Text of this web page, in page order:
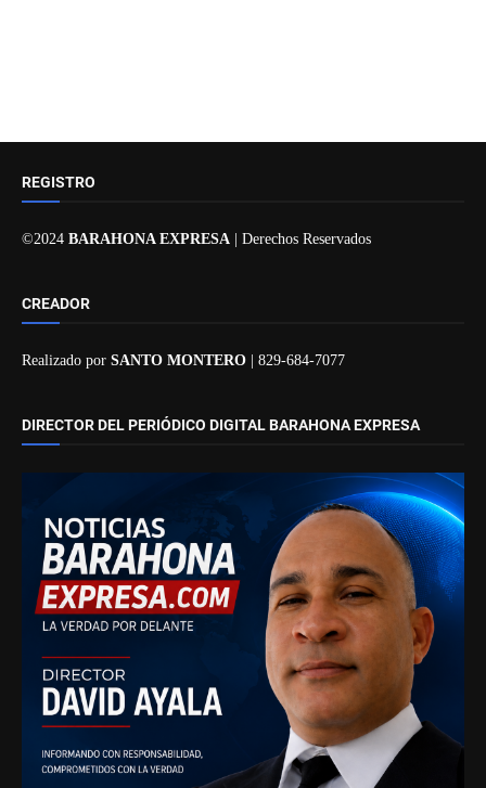
REGISTRO
©2024 BARAHONA EXPRESA | Derechos Reservados
CREADOR
Realizado por SANTO MONTERO | 829-684-7077
DIRECTOR DEL PERIÓDICO DIGITAL BARAHONA EXPRESA